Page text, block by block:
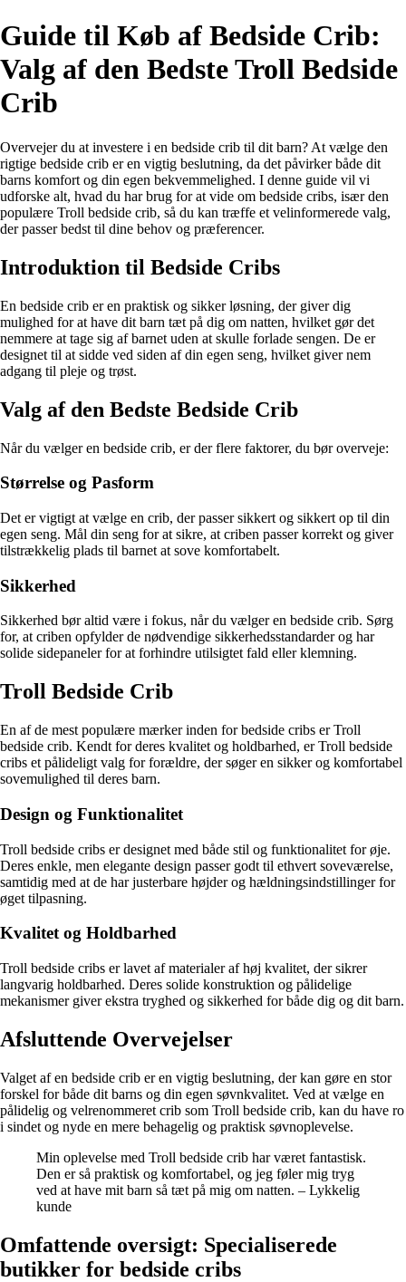
Guide til Køb af Bedside Crib:
Valg af den Bedste Troll Bedside
Crib
Overvejer du at investere i en bedside crib til dit barn? At vælge den
rigtige bedside crib er en vigtig beslutning, da det påvirker både dit
barns komfort og din egen bekvemmelighed. I denne guide vil vi
udforske alt, hvad du har brug for at vide om bedside cribs, især den
populære Troll bedside crib, så du kan træffe et velinformerede valg,
der passer bedst til dine behov og præferencer.
Introduktion til Bedside Cribs
En bedside crib er en praktisk og sikker løsning, der giver dig
mulighed for at have dit barn tæt på dig om natten, hvilket gør det
nemmere at tage sig af barnet uden at skulle forlade sengen. De er
designet til at sidde ved siden af din egen seng, hvilket giver nem
adgang til pleje og trøst.
Valg af den Bedste Bedside Crib
Når du vælger en bedside crib, er der flere faktorer, du bør overveje:
Størrelse og Pasform
Det er vigtigt at vælge en crib, der passer sikkert og sikkert op til din
egen seng. Mål din seng for at sikre, at criben passer korrekt og giver
tilstrækkelig plads til barnet at sove komfortabelt.
Sikkerhed
Sikkerhed bør altid være i fokus, når du vælger en bedside crib. Sørg
for, at criben opfylder de nødvendige sikkerhedsstandarder og har
solide sidepaneler for at forhindre utilsigtet fald eller klemning.
Troll Bedside Crib
En af de mest populære mærker inden for bedside cribs er Troll
bedside crib. Kendt for deres kvalitet og holdbarhed, er Troll bedside
cribs et pålideligt valg for forældre, der søger en sikker og komfortabel
sovemulighed til deres barn.
Design og Funktionalitet
Troll bedside cribs er designet med både stil og funktionalitet for øje.
Deres enkle, men elegante design passer godt til ethvert soveværelse,
samtidig med at de har justerbare højder og hældningsindstillinger for
øget tilpasning.
Kvalitet og Holdbarhed
Troll bedside cribs er lavet af materialer af høj kvalitet, der sikrer
langvarig holdbarhed. Deres solide konstruktion og pålidelige
mekanismer giver ekstra tryghed og sikkerhed for både dig og dit barn.
Afsluttende Overvejelser
Valget af en bedside crib er en vigtig beslutning, der kan gøre en stor
forskel for både dit barns og din egen søvnkvalitet. Ved at vælge en
pålidelig og velrenommeret crib som Troll bedside crib, kan du have ro
i sindet og nyde en mere behagelig og praktisk søvnoplevelse.
Min oplevelse med Troll bedside crib har været fantastisk.
Den er så praktisk og komfortabel, og jeg føler mig tryg
ved at have mit barn så tæt på mig om natten. – Lykkelig
kunde
Omfattende oversigt: Specialiserede
butikker for bedside cribs